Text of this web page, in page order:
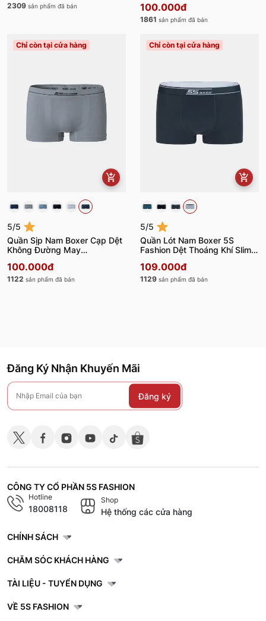
2309 sản phẩm đã bán 100.000đ
1861 sản phẩm đã bán
Chỉ còn tại cửa hàng
5/5
Quần Sịp Nam Boxer Cạp Dệt
Không Đường May
100.000đ
1122 sản phẩm đã bán
Chỉ còn tại cửa hàng
5/5
Quần Lót Nam Boxer 5S
Fashion Dệt Thoáng Khí Slimfit
109.000đ
1129 sản phẩm đã bán
Đăng Ký Nhận Khuyến Mãi
Đăng ký
CÔNG TY CỔ PHẦN 5S FASHION
Hotline
18008118
Shop
Hệ thống các cửa hàng
CHÍNH SÁCH
CHĂM SÓC KHÁCH HÀNG
TÀI LIỆU - TUYỂN DỤNG
VỀ 5S FASHION